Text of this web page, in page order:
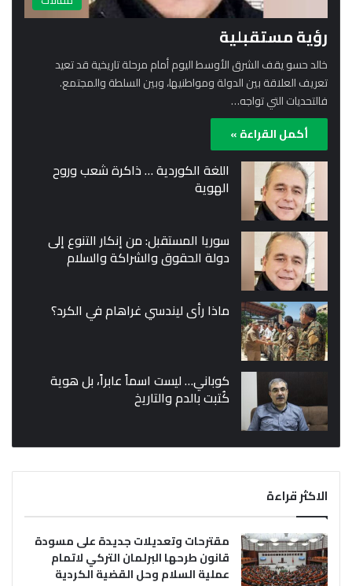
رؤية مستقبلية
خالد حسو يقف الشرق الأوسط اليوم أمام مرحلة تاريخية قد تعيد
تعريف العلاقة بين الدولة ومواطنيها، وبين السلطة والمجتمع.
فالتحديات التي تواجه…
أكمل القراءة »
اللغة الكوردية … ذاكرة شعب وروح
الهوية
سوريا المستقبل: من إنكار التنوع إلى
دولة الحقوق والشراكة والسلام
ماذا رأى ليندسي غراهام في الكرد؟
كوباني… ليست اسماً عابراً، بل هوية
كُتبت بالدم والتاريخ
الاكثر قراءة
مقترحات وتعديلات جديدة على مسودة
قانون طرحها البرلمان التركي لاتمام
عملية السلام وحل القضية الكردية